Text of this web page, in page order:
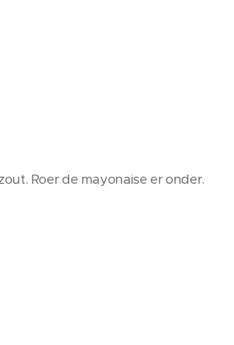
Roer de mayonaise er onder.